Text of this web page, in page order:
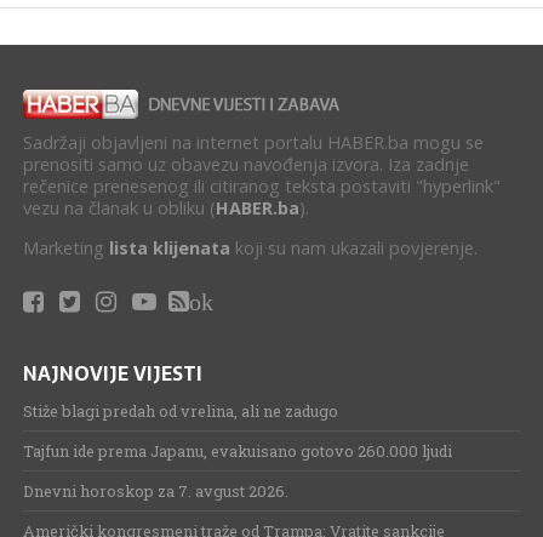
Sadržaji objavljeni na internet portalu HABER.ba mogu se
prenositi samo uz obavezu navođenja izvora. Iza zadnje
rečenice prenesenog ili citiranog teksta postaviti "hyperlink"
vezu na članak u obliku (HABER.ba).
Marketing lista klijenata koji su nam ukazali povjerenje.
ok
NAJNOVIJE VIJESTI
Stiže blagi predah od vrelina, ali ne zadugo
Tajfun ide prema Japanu, evakuisano gotovo 260.000 ljudi
Dnevni horoskop za 7. avgust 2026.
Američki kongresmeni traže od Trampa: Vratite sankcije